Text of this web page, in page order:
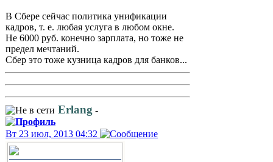
В Сбере сейчас политика унификации
кадров, т. е. любая услуга в любом окне.
Не 6000 руб. конечно зарплата, но тоже не
предел мечтаний.
Сбер это тоже кузница кадров для банков...
Erlang -
Вт 23 июл, 2013 04:32